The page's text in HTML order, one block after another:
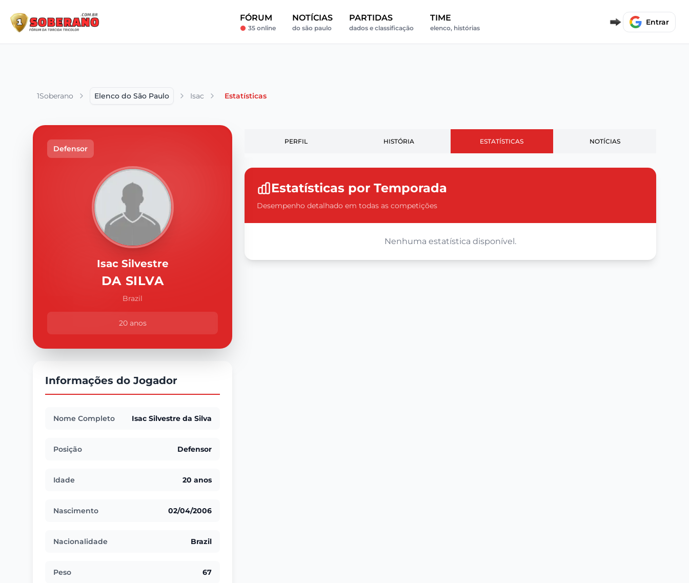
FÓRUM
35 online
NOTÍCIAS
do são paulo
PARTIDAS
dados e classificação
TIME
elenco, histórias
Entrar
1Soberano Elenco do São Paulo Isac Estatísticas
Defensor
Isac Silvestre
DA SILVA
Brazil
20 anos
Informações do Jogador
Nome Completo Isac Silvestre da Silva
Posição Defensor
Idade 20 anos
Nascimento 02/04/2006
Nacionalidade Brazil
Peso 67
PERFIL HISTÓRIA ESTATÍSTICAS NOTÍCIAS
Estatísticas por Temporada
Desempenho detalhado em todas as competições
Nenhuma estatística disponível.